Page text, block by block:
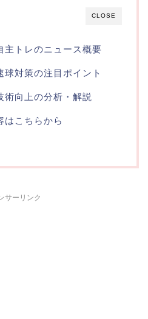
CLOSE
主トレのニュース概要
球対策の注目ポイント
術向上の分析・解説
はこちらから
サーリンク